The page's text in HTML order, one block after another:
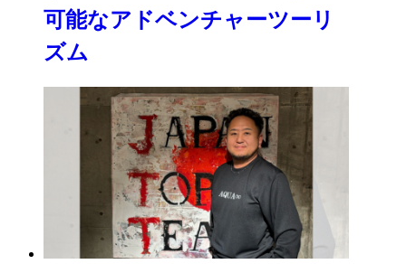
可能なアドベンチャーツーリ
ズム